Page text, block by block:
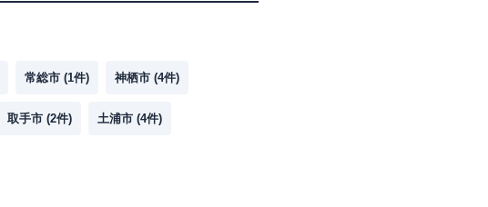
常総市 (1件) 神栖市 (4件)
取手市 (2件) 土浦市 (4件)